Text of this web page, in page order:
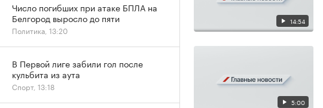
14:54
5:00
Число погибших при атаке БПЛА на
Белгород выросло до пяти
Политика, 13:20
В Первой лиге забили гол после
кульбита из аута
Спорт, 13:18